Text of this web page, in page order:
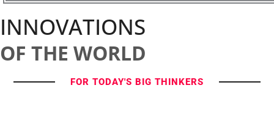
INNOVATIONS
OF THE WORLD
FOR TODAY'S BIG THINKERS